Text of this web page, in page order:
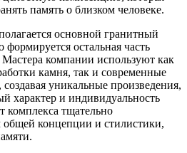
память о близком человеке.
основной гранитный
формируется остальная часть
компании используют как
камня, так и современные
уникальные произведения,
характер и индивидуальность
комплекса тщательно
общей концепции и стилистики,